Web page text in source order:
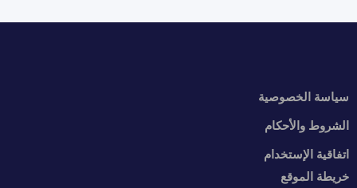
سياسة الخصوصية
الشروط والأحكام
اتفاقية الإستخدام
خريطة الموقع